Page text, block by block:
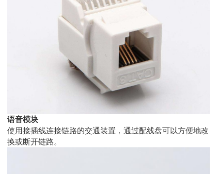
语音模块
使用接插线连接链路的交通装置，通过配线盘可以方便地改
换或断开链路。